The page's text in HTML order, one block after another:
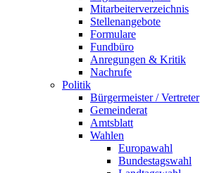
Mitarbeiterverzeichnis
Stellenangebote
Formulare
Fundbüro
Anregungen & Kritik
Nachrufe
Politik
Bürgermeister / Vertreter
Gemeinderat
Amtsblatt
Wahlen
Europawahl
Bundestagswahl